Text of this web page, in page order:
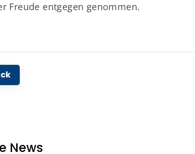
Freude entgegen genommen.
News